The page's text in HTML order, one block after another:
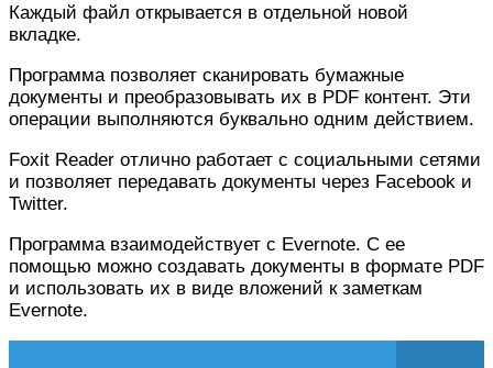
Каждый файл открывается в отдельной новой
вкладке.
Программа позволяет сканировать бумажные
документы и преобразовывать их в PDF контент. Эти
операции выполняются буквально одним действием.
Foxit Reader отлично работает с социальными сетями
и позволяет передавать документы через Facebook и
Twitter.
Программа взаимодействует с Evernote. С ее
помощью можно создавать документы в формате PDF
и использовать их в виде вложений к заметкам
Evernote.